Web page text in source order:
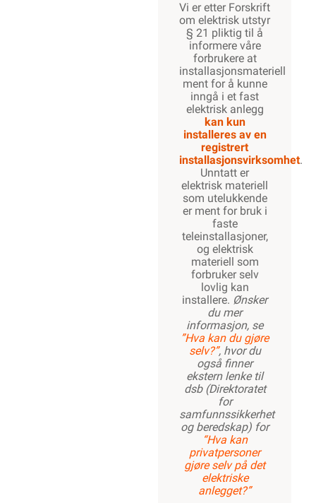
Vi er etter Forskrift
om elektrisk utstyr
§ 21 pliktig til å
informere våre
forbrukere at
installasjonsmateriell
ment for å kunne
inngå i et fast
elektrisk anlegg
kan kun
installeres av en
registrert
installasjonsvirksomhet.
Unntatt er
elektrisk materiell
som utelukkende
er ment for bruk i
faste
teleinstallasjoner,
og elektrisk
materiell som
forbruker selv
lovlig kan
installere. Ønsker
du mer
informasjon, se
”Hva kan du gjøre
selv?”, hvor du
også finner
ekstern lenke til
dsb (Direktoratet
for
samfunnssikkerhet
og beredskap) for
“Hva kan
privatpersoner
gjøre selv på det
elektriske
anlegget?”